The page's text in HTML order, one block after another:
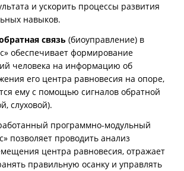
и ускорить процессы развития
навыков.
связь (биоуправление) в
обеспечивает формирование
человека на информацию об
его центра равновесия на опоре,
ему с помощью сигналов обратной
слуховой).
программно-модульный
позволяет проводить анализ
центра равновесия, отражает
правильную осанку и управлять